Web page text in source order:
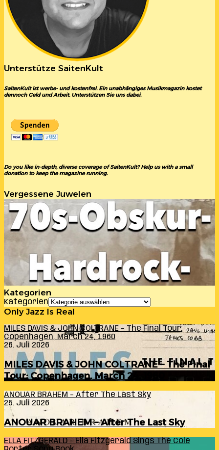
Unterstütze SaitenKult
SaitenKult ist werbe- und kostenfrei. Ein unabhängiges Musikmagazin kostet
dennoch Geld und Arbeit. Unterstützen Sie uns dabei.
Do you like in-depth, diverse coverage of SaitenKult? Help us with a small
donation to keep the magazine running.
Vergessene Juwelen
Kategorien
Kategorien
Only Jazz Is Real
MILES DAVIS & JOHN COLTRANE – The Final Tour:
Copenhagen, March 24, 1960
26. Juli 2026
MILES DAVIS & JOHN COLTRANE – The Final
Tour: Copenhagen, March 24, 1960
ANOUAR BRAHEM – After The Last Sky
25. Juli 2026
ANOUAR BRAHEM – After The Last Sky
ELLA FITZGERALD – Ella Fitzgerald Sings The Cole